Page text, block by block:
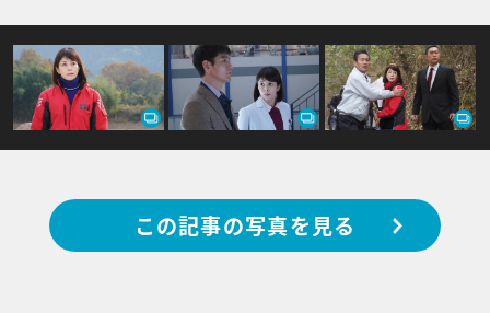
この記事の写真を見る